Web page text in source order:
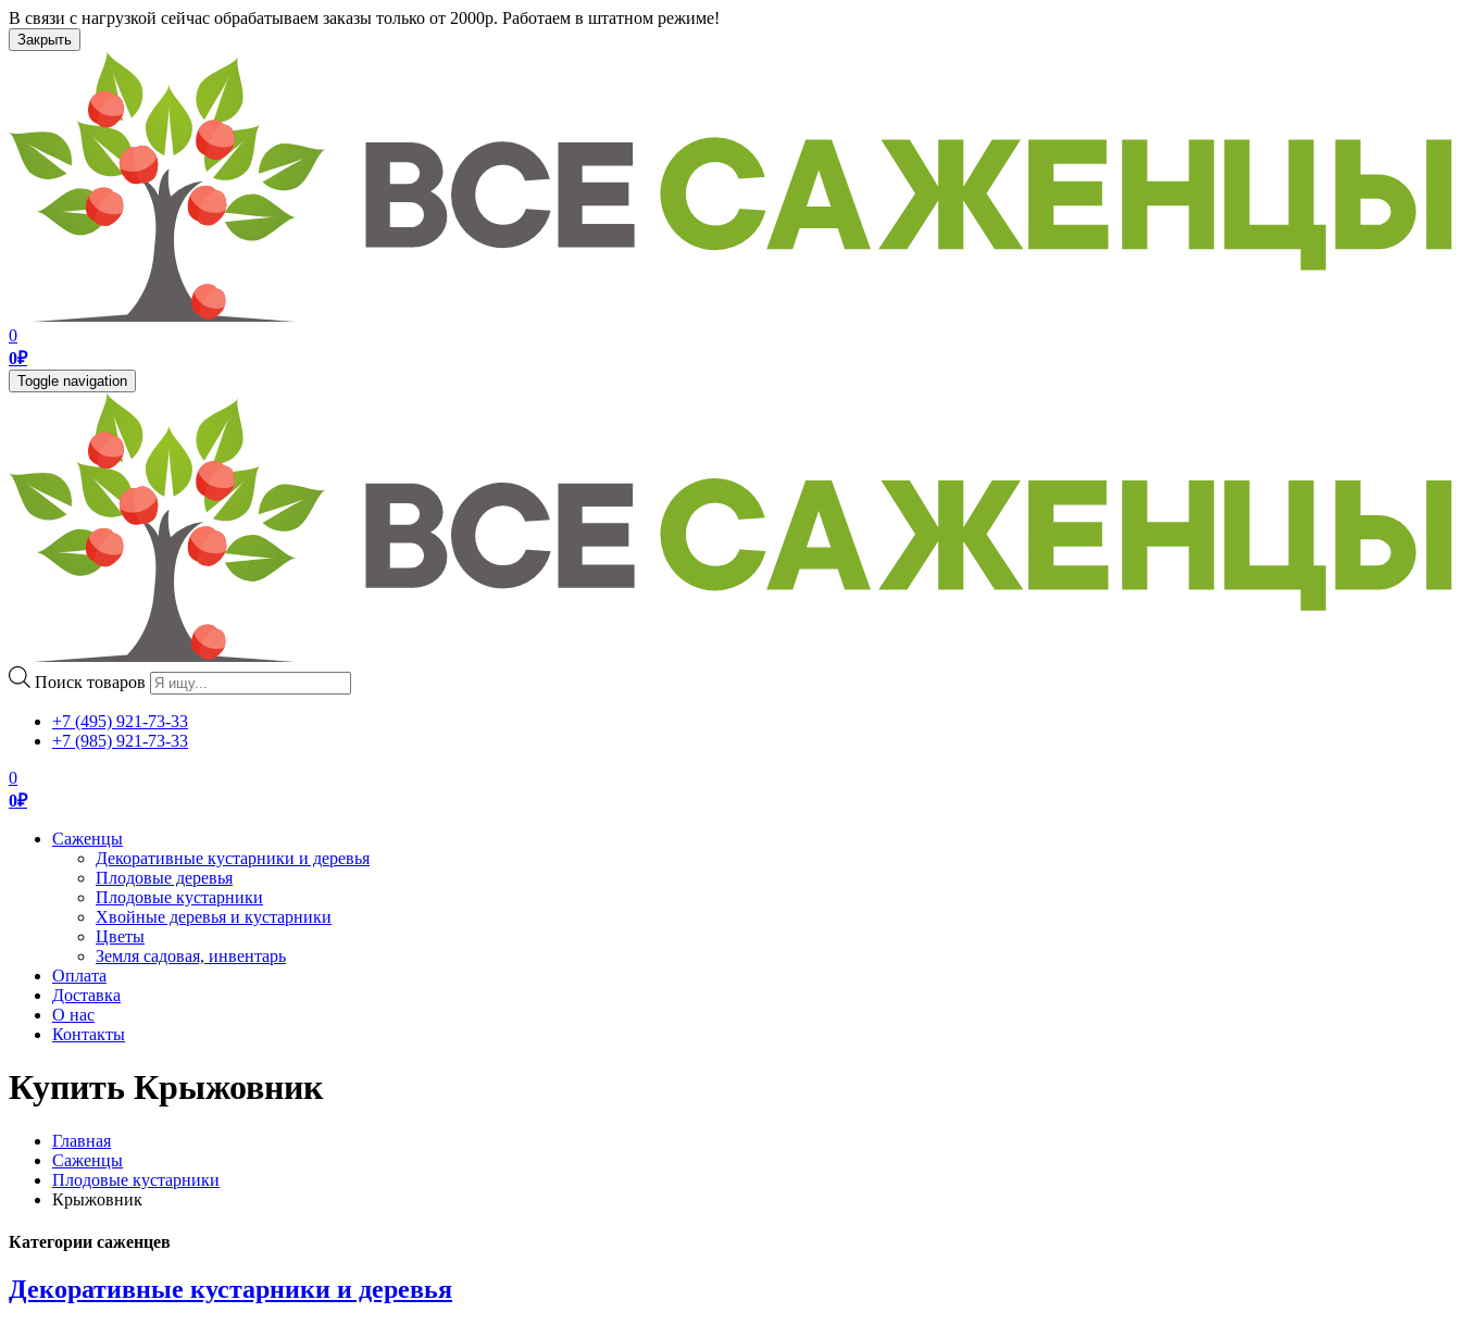
В связи с нагрузкой сейчас обрабатываем заказы только от 2000р. Работаем в штатном режиме!
Закрыть
0
0₽
Toggle navigation
Поиск товаров
+7 (495) 921-73-33
+7 (985) 921-73-33
0
0₽
Саженцы
Декоративные кустарники и деревья
Плодовые деревья
Плодовые кустарники
Хвойные деревья и кустарники
Цветы
Земля садовая, инвентарь
Оплата
Доставка
О нас
Контакты
Купить Крыжовник
Главная
Саженцы
Плодовые кустарники
Крыжовник
Категории саженцев
Декоративные кустарники и деревья